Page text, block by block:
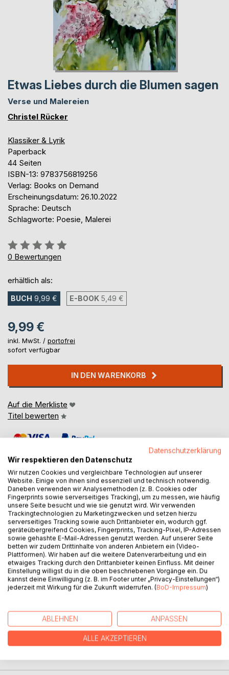
Etwas Liebes durch die Blumen sagen
Verse und Malereien
Christel Rücker
Klassiker & Lyrik
Paperback
44 Seiten
ISBN-13: 9783756819256
Verlag: Books on Demand
Erscheinungsdatum: 26.10.2022
Sprache: Deutsch
Schlagworte: Poesie, Malerei
Bewertung::
0%
0 Bewertungen
erhältlich als:
BUCH 9,99 € E-BOOK 5,49 €
9,99 €
inkl. MwSt. / portofrei
sofort verfügbar
IN DEN WARENKORB
Auf die Merkliste
Titel bewerten
BESCHREIBUNG
Diese Ausgabe von Versen und Malereien von Christel
Rücker erfolgt zu ihrem 90. Geburtstag. Das von ihr bei
Gelegenheit verfasste Gedicht, das dieser Ausgabe
zugrunde liegt, ist ein gewisses Vermächtnis, in dem sie die
von ihr als positiv erfahrene Haltung zum Leben in dem Bild
der Blumen in einem Jahreszyklus zum Ausdruck bringt.
Dies ist mit einer Auswahl ihrer schönster Aquarell-
AUTOR/IN
Datenschutzerklärung
Wir respektieren den Datenschutz
Wir nutzen Cookies und vergleichbare Technologien auf unserer
Website. Einige von ihnen sind essenziell und technisch notwendig.
Daneben verwenden wir Analysemethoden (z. B. Cookies oder
Fingerprints sowie serverseitiges Tracking), um zu messen, wie häufig
unsere Seite besucht und wie sie genutzt wird. Wir verwenden
Trackingtechnologien zu Marketingzwecken und setzen hierzu
serverseitiges Tracking sowie auch Drittanbieter ein, wodurch ggf.
geräteübergreifend Cookies, Fingerprints, Tracking-Pixel, IP-Adressen
sowie gehashte E-Mail-Adressen genutzt werden. Auf unserer Seite
betten wir zudem Drittinhalte von anderen Anbietern ein (Video-
Plattformen). Wir haben auf die weitere Datenverarbeitung und ein
etwaiges Tracking durch den Drittanbieter keinen Einfluss. Mit deiner
Einstellung willigst du in die oben beschriebenen Vorgänge ein. Du
kannst deine Einwilligung (z. B. im Footer unter „Privacy-Einstellungen“)
jederzeit mit Wirkung für die Zukunft widerrufen. (BoD-Impressum)
ABLEHNEN ANPASSEN
ALLE AKZEPTIEREN